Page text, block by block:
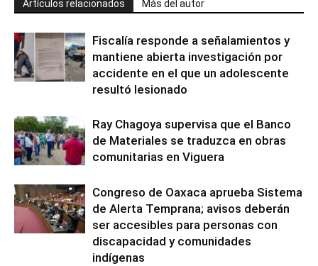
Artículos relacionados Más del autor
Fiscalía responde a señalamientos y
mantiene abierta investigación por
accidente en el que un adolescente
resultó lesionado
Ray Chagoya supervisa que el Banco
de Materiales se traduzca en obras
comunitarias en Viguera
Congreso de Oaxaca aprueba Sistema
de Alerta Temprana; avisos deberán
ser accesibles para personas con
discapacidad y comunidades
indígenas